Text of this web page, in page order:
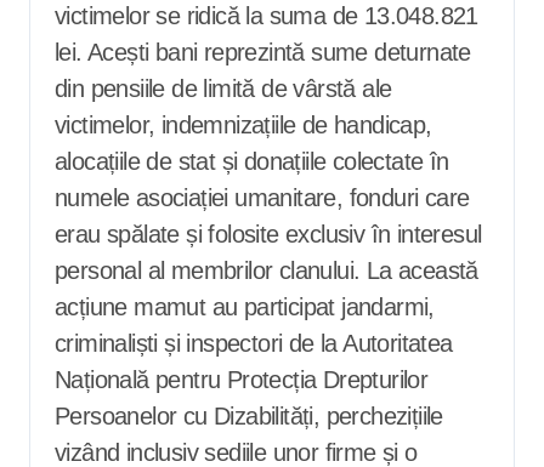
victimelor se ridică la suma de 13.048.821
lei. Acești bani reprezintă sume deturnate
din pensiile de limită de vârstă ale
victimelor, indemnizațiile de handicap,
alocațiile de stat și donațiile colectate în
numele asociației umanitare, fonduri care
erau spălate și folosite exclusiv în interesul
personal al membrilor clanului. La această
acțiune mamut au participat jandarmi,
criminaliști și inspectori de la Autoritatea
Națională pentru Protecția Drepturilor
Persoanelor cu Dizabilități, perchezițiile
vizând inclusiv sediile unor firme și o